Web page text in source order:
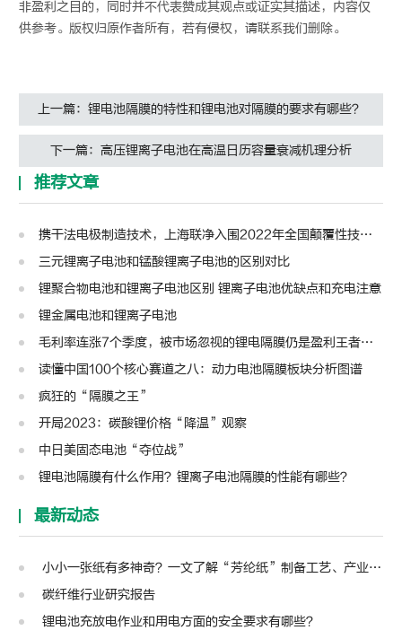
非盈利之目的，同时并不代表赞成其观点或证实其描述，内容仅
供参考。版权归原作者所有，若有侵权，请联系我们删除。
上一篇：锂电池隔膜的特性和锂电池对隔膜的要求有哪些？
下一篇：高压锂离子电池在高温日历容量衰减机理分析
推荐文章
携干法电极制造技术，上海联净入围2022年全国颠覆性技术创新大赛
三元锂离子电池和锰酸锂离子电池的区别对比
锂聚合物电池和锂离子电池区别 锂离子电池优缺点和充电注意
锂金属电池和锂离子电池
毛利率连涨7个季度，被市场忽视的锂电隔膜仍是盈利王者？| 见智研究
读懂中国100个核心赛道之八：动力电池隔膜板块分析图谱
疯狂的“隔膜之王”
开局2023：碳酸锂价格“降温”观察
中日美固态电池“夺位战”
锂电池隔膜有什么作用？锂离子电池隔膜的性能有哪些？
最新动态
小小一张纸有多神奇？一文了解“芳纶纸”制备工艺、产业链及主要应用
碳纤维行业研究报告
锂电池充放电作业和用电方面的安全要求有哪些？